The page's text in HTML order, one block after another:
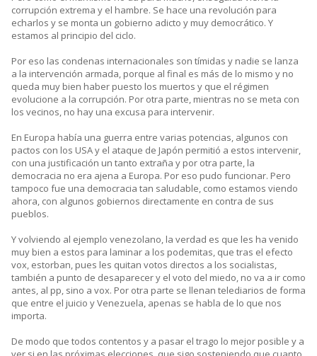
corrupción extrema y el hambre. Se hace una revolución para
echarlos y se monta un gobierno adicto y muy democrático. Y
estamos al principio del ciclo.
Por eso las condenas internacionales son tímidas y nadie se lanza
a la intervención armada, porque al final es más de lo mismo y no
queda muy bien haber puesto los muertos y que el régimen
evolucione a la corrupción. Por otra parte, mientras no se meta con
los vecinos, no hay una excusa para intervenir.
En Europa había una guerra entre varias potencias, algunos con
pactos con los USA y el ataque de Japón permitió a estos intervenir,
con una justificación un tanto extraña y por otra parte, la
democracia no era ajena a Europa. Por eso pudo funcionar. Pero
tampoco fue una democracia tan saludable, como estamos viendo
ahora, con algunos gobiernos directamente en contra de sus
pueblos.
Y volviendo al ejemplo venezolano, la verdad es que les ha venido
muy bien a estos para laminar a los podemitas, que tras el efecto
vox, estorban, pues les quitan votos directos a los socialistas,
también a punto de desaparecer y el voto del miedo, no va a ir como
antes, al pp, sino a vox. Por otra parte se llenan telediarios de forma
que entre el juicio y Venezuela, apenas se habla de lo que nos
importa.
De modo que todos contentos y a pasar el trago lo mejor posible y a